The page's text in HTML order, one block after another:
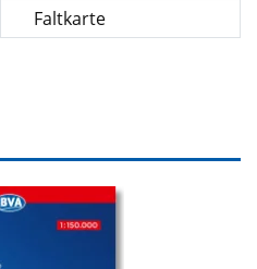
Faltkarte